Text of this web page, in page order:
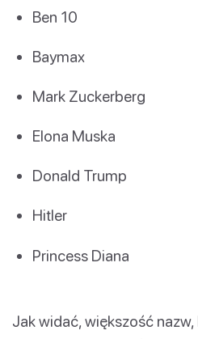
Ben 10
Baymax
Mark Zuckerberg
Elona Muska
Donald Trump
Hitler
Princess Diana
Jak widać, większość